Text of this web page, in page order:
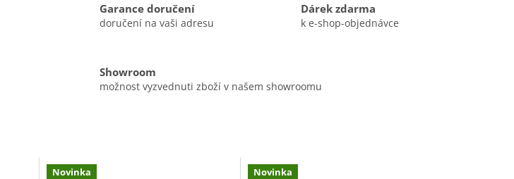
Garance doručení
doručení na vaši adresu
Dárek zdarma
k e-shop-objednávce
Showroom
možnost vyzvednuti zboží v našem showroomu
Novinka
Novinka